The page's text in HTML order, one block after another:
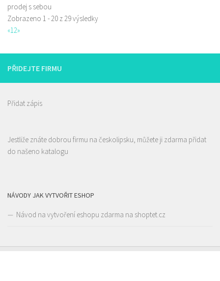
prodej s sebou
Zobrazeno 1 - 20 z 29 výsledky
«12»
PŘIDEJTE FIRMU
Přidat zápis
Jestliže znáte dobrou firmu na českolipsku, můžete ji zdarma přidat
do našeno katalogu
NÁVODY JAK VYTVOŘIT ESHOP
Návod na vytvoření eshopu zdarma na shoptet.cz